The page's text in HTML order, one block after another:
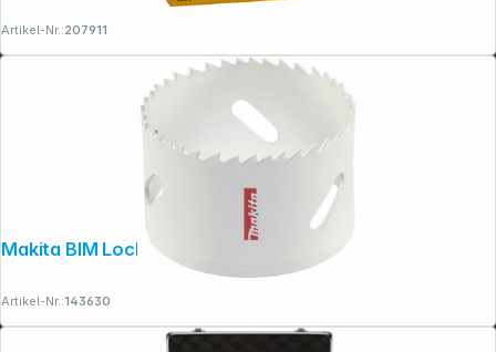
Artikel-Nr.:207911
Makita BIM Lochsäge 68mm
Artikel-Nr.:143630